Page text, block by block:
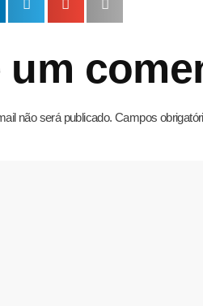
um
não será publicado. Campos